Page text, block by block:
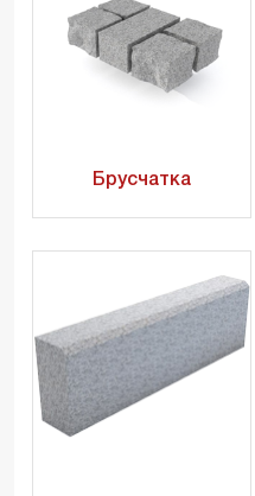
Брусчатка